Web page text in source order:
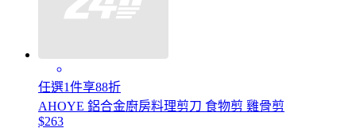
任選1件享88折
AHOYE 鋁合金廚房料理剪刀 食物剪 雞骨剪
$263